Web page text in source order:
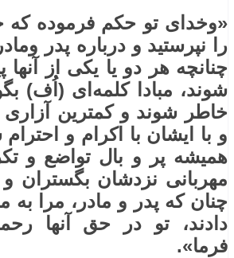
«وخدای تو حکم فرموده
را نپرستید و درباره پدر
چنانچه هر دو یا یکی از آنها
شوند، مبادا کلمه‌ای (اُف)
خاطر شوند و کمترین آزاری
و با ایشان با اکرام و
همیشه پر و بال تواضع و
مهربانی نزدشان بگستران و
چنان که پدر و مادر، مرا به
‌دادند، تو در حق آنها
فرما».